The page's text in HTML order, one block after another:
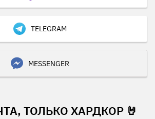
TELEGRAM
MESSENGER
ТОЛЬКО ХАРДКОР 🤘